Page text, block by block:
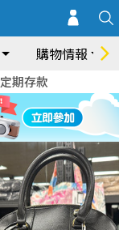
購物情報
定期存款